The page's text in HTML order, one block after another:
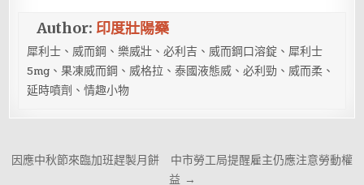
Author: 印度壯陽藥
犀利士、威而鋼、樂威壯、必利吉、威而鋼口溶錠、犀利士
5mg、果凍威而鋼、威格拉、泰國液態威、必利勁、威而柔、
延時噴劑、情趣小物
文
因應中秋節來臨加班趕製月餅 中市勞工局提醒雇主仍應注意勞動權
益 →